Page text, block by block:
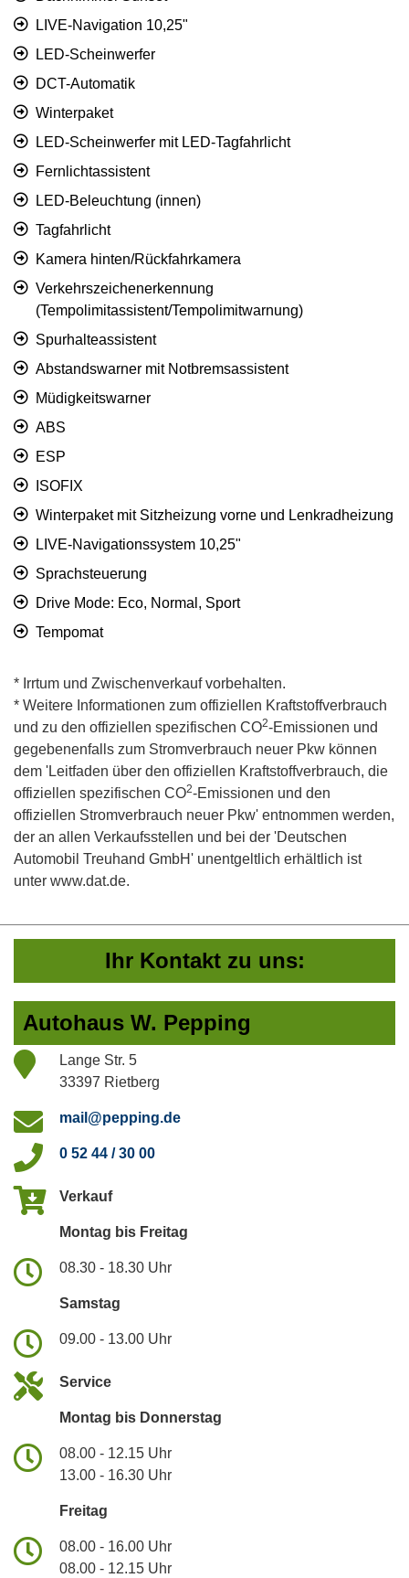
LIVE-Navigation 10,25"
LED-Scheinwerfer
DCT-Automatik
Winterpaket
LED-Scheinwerfer mit LED-Tagfahrlicht
Fernlichtassistent
LED-Beleuchtung (innen)
Tagfahrlicht
Kamera hinten/Rückfahrkamera
Verkehrszeichenerkennung
(Tempolimitassistent/Tempolimitwarnung)
Spurhalteassistent
Abstandswarner mit Notbremsassistent
Müdigkeitswarner
ABS
ESP
ISOFIX
Winterpaket mit Sitzheizung vorne und Lenkradheizung
LIVE-Navigationssystem 10,25"
Sprachsteuerung
Drive Mode: Eco, Normal, Sport
Tempomat
* Irrtum und Zwischenverkauf vorbehalten.
* Weitere Informationen zum offiziellen Kraftstoffverbrauch
und zu den offiziellen spezifischen CO2-Emissionen und
gegebenenfalls zum Stromverbrauch neuer Pkw können
dem 'Leitfaden über den offiziellen Kraftstoffverbrauch, die
offiziellen spezifischen CO2-Emissionen und den
offiziellen Stromverbrauch neuer Pkw' entnommen werden,
der an allen Verkaufsstellen und bei der 'Deutschen
Automobil Treuhand GmbH' unentgeltlich erhältlich ist
unter www.dat.de.
Ihr Kontakt zu uns:
Autohaus W. Pepping
Lange Str. 5
33397 Rietberg
mail@pepping.de
0 52 44 / 30 00
Verkauf
Montag bis Freitag
08.30 - 18.30 Uhr
Samstag
09.00 - 13.00 Uhr
Service
Montag bis Donnerstag
08.00 - 12.15 Uhr
13.00 - 16.30 Uhr
Freitag
08.00 - 16.00 Uhr
08.00 - 12.15 Uhr